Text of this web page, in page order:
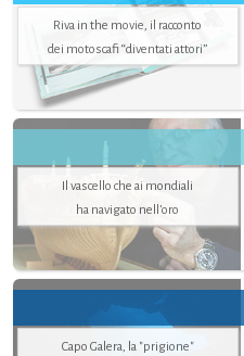
Riva in the movie, il racconto
dei motoscafi “diventati attori”
Il vascello che ai mondiali
ha navigato nell’oro
Capo Galera, la "prigione"